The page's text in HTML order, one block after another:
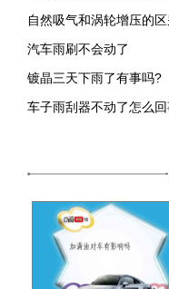
自然吸气和涡轮增压的区
汽车雨刷不会动了
镀晶三天下雨了有事吗?
车子雨刮器不动了怎么